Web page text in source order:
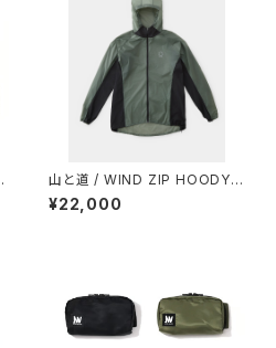
山と道 / WIND ZIP HOODY
（UNISEX）
¥22,000